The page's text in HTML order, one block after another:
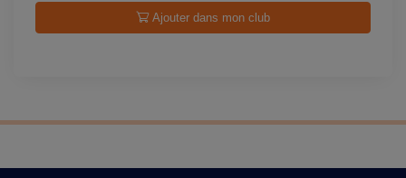
Ajouter dans mon club